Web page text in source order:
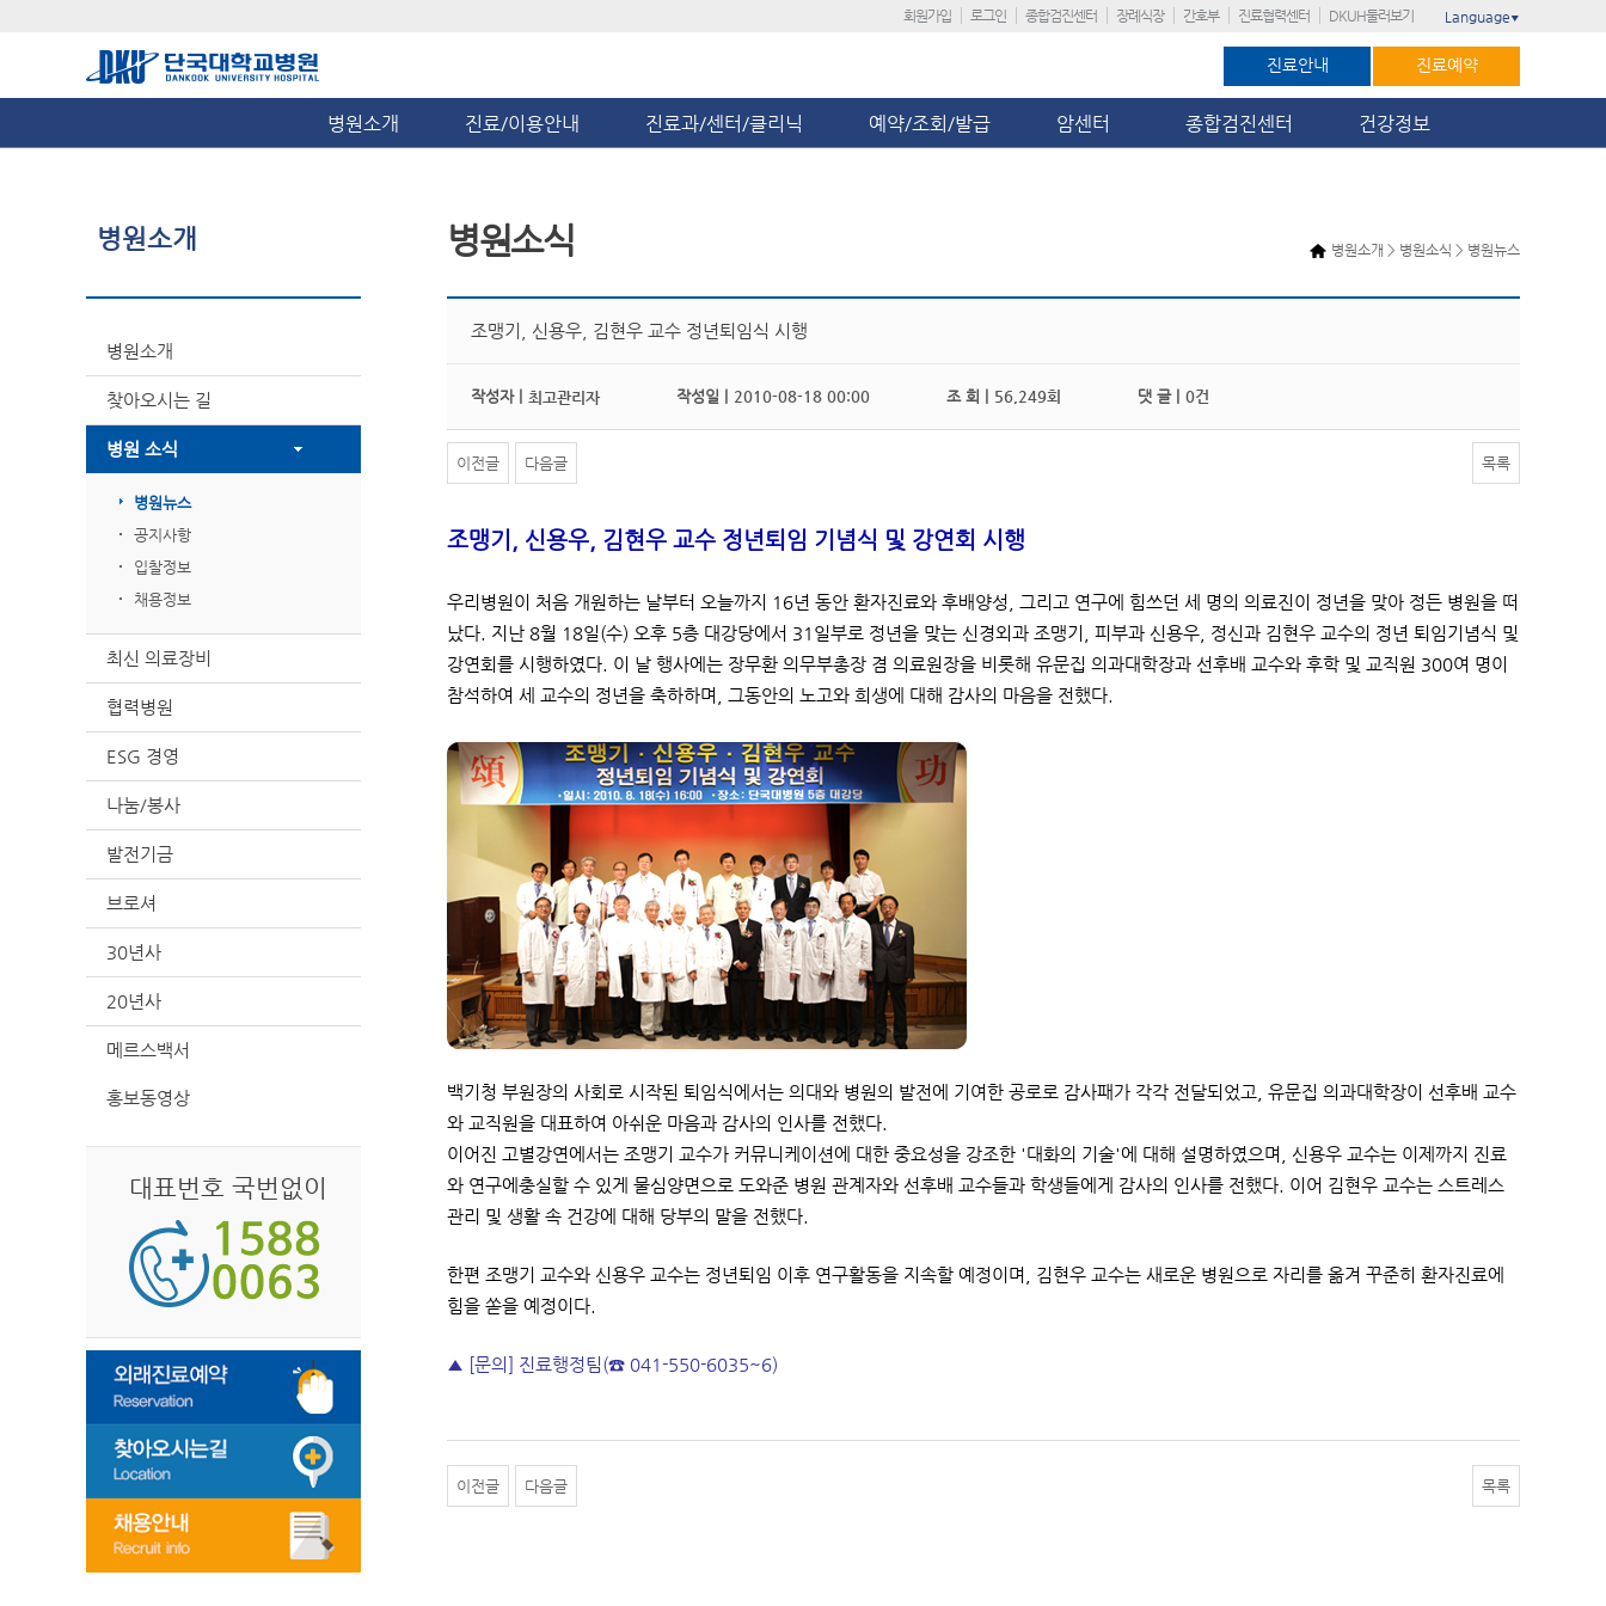
회원가입 로그인 종합검진센터 장례식장 간호부 진료협력센터 DKUH둘러보기 Language ▼
진료안내 진료예약
병원소개 진료/이용안내 진료과/센터/클리닉 예약/조회/발급 암센터 종합검진센터 건강정보
병원소개
병원소개
찾아오시는 길
병원 소식
병원뉴스
공지사항
입찰정보
채용정보
최신 의료장비
협력병원
ESG 경영
나눔/봉사
발전기금
브로셔
30년사
20년사
메르스백서
홍보동영상
대표번호 국번없이
병원소개 > 병원소식 > 병원뉴스
병원소식
조맹기, 신용우, 김현우 교수 정년퇴임식 시행
작성자 | 최고관리자 작성일 | 2010-08-18 00:00 조 회 | 56,249회 댓 글 | 0건
이전글 다음글 목록
조맹기, 신용우, 김현우 교수 정년퇴임 기념식 및 강연회 시행
우리병원이 처음 개원하는 날부터 오늘까지 16년 동안 환자진료와 후배양성, 그리고 연구에 힘쓰던 세 명의 의료진이 정년을 맞아 정든 병원을 떠
났다. 지난 8월 18일(수) 오후 5층 대강당에서 31일부로 정년을 맞는 신경외과 조맹기, 피부과 신용우, 정신과 김현우 교수의 정년 퇴임기념식 및
강연회를 시행하였다. 이 날 행사에는 장무환 의무부총장 겸 의료원장을 비롯해 유문집 의과대학장과 선후배 교수와 후학 및 교직원 300여 명이
참석하여 세 교수의 정년을 축하하며, 그동안의 노고와 희생에 대해 감사의 마음을 전했다.
백기청 부원장의 사회로 시작된 퇴임식에서는 의대와 병원의 발전에 기여한 공로로 감사패가 각각 전달되었고, 유문집 의과대학장이 선후배 교수
와 교직원을 대표하여 아쉬운 마음과 감사의 인사를 전했다.
이어진 고별강연에서는 조맹기 교수가 커뮤니케이션에 대한 중요성을 강조한 '대화의 기술'에 대해 설명하였으며, 신용우 교수는 이제까지 진료
와 연구에충실할 수 있게 물심양면으로 도와준 병원 관계자와 선후배 교수들과 학생들에게 감사의 인사를 전했다. 이어 김현우 교수는 스트레스
관리 및 생활 속 건강에 대해 당부의 말을 전했다.
한편 조맹기 교수와 신용우 교수는 정년퇴임 이후 연구활동을 지속할 예정이며, 김현우 교수는 새로운 병원으로 자리를 옮겨 꾸준히 환자진료에
힘을 쏟을 예정이다.
▲ [문의] 진료행정팀(☎ 041-550-6035~6)
이전글 다음글 목록